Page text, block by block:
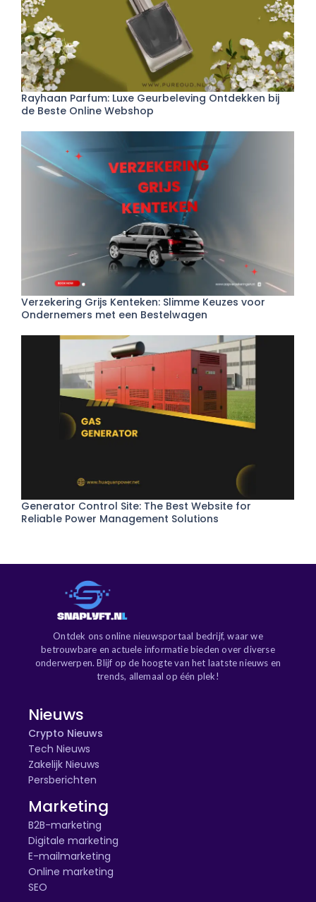
Rayhaan Parfum: Luxe Geurbeleving Ontdekken bij
de Beste Online Webshop
Verzekering Grijs Kenteken: Slimme Keuzes voor
Ondernemers met een Bestelwagen
Generator Control Site: The Best Website for
Reliable Power Management Solutions
Ontdek ons online nieuwsportaal bedrijf, waar we
betrouwbare en actuele informatie bieden over diverse
onderwerpen. Blijf op de hoogte van het laatste nieuws en
trends, allemaal op één plek!
Nieuws
Crypto Nieuws
Tech Nieuws
Zakelijk Nieuws
Persberichten
Marketing
B2B-marketing
Digitale marketing
E-mailmarketing
Online marketing
SEO